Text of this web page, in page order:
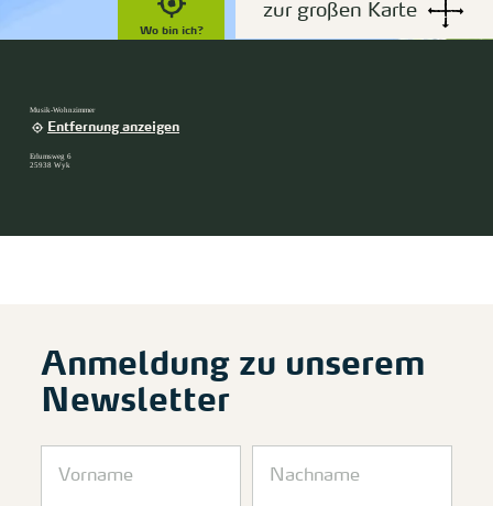
Wo bin ich?
zur großen Karte
Musik-Wohnzimmer
Entfernung anzeigen
Erlumsweg 6
25938 Wyk
Anmeldung zu unserem
Newsletter